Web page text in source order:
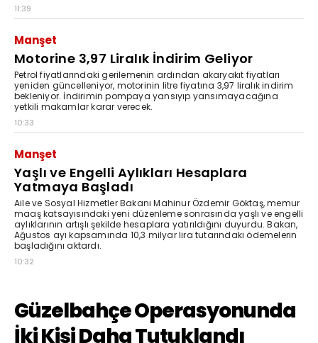
11:39
Manşet
Motorine 3,97 Liralık İndirim Geliyor
Petrol fiyatlarındaki gerilemenin ardından akaryakıt fiyatları
yeniden güncelleniyor, motorinin litre fiyatına 3,97 liralık indirim
bekleniyor. İndirimin pompaya yansıyıp yansımayacağına
yetkili makamlar karar verecek.
10:33
Manşet
Yaşlı ve Engelli Aylıkları Hesaplara
Yatmaya Başladı
Aile ve Sosyal Hizmetler Bakanı Mahinur Özdemir Göktaş, memur
maaş katsayısındaki yeni düzenleme sonrasında yaşlı ve engelli
aylıklarının artışlı şekilde hesaplara yatırıldığını duyurdu. Bakan,
Ağustos ayı kapsamında 10,3 milyar lira tutarındaki ödemelerin
başladığını aktardı.
10:32